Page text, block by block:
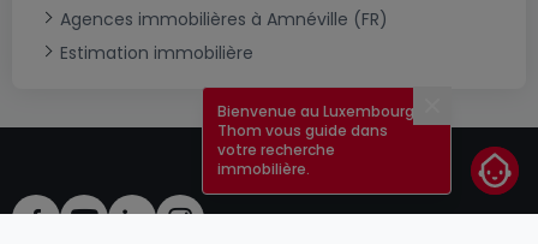
Agences immobilières à Amnéville (FR)
Estimation immobilière
Bienvenue au Luxembourg !
Thom vous guide dans
votre recherche
immobilière.